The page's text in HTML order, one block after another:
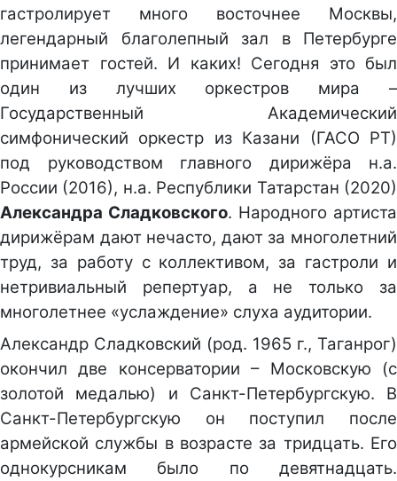
гастролирует много восточнее Москвы,
легендарный благолепный зал в Петербурге
принимает гостей. И каких! Сегодня это был
один из лучших оркестров мира –
Государственный Академический
симфонический оркестр из Казани (ГАСО РТ)
под руководством главного дирижёра н.а.
России (2016), н.а. Республики Татарстан (2020)
Александра Сладковского. Народного артиста
дирижёрам дают нечасто, дают за многолетний
труд, за работу с коллективом, за гастроли и
нетривиальный репертуар, а не только за
многолетнее «услаждение» слуха аудитории.
Александр Сладковский (род. 1965 г., Таганрог)
окончил две консерватории – Московскую (с
золотой медалью) и Санкт-Петербургскую. В
Санкт-Петербургскую он поступил после
армейской службы в возрасте за тридцать. Его
однокурсникам было по девятнадцать.